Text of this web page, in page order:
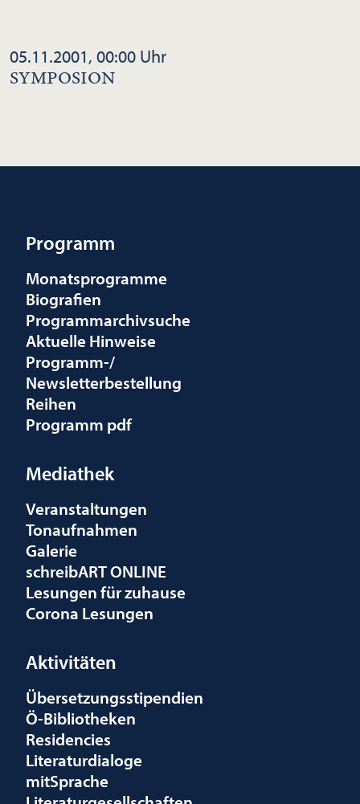
05.11.2001, 00:00 Uhr
SYMPOSION
Programm
Monatsprogramme
Biografien
Programmarchivsuche
Aktuelle Hinweise
Programm-/
Newsletterbestellung
Reihen
Programm pdf
Mediathek
Veranstaltungen
Tonaufnahmen
Galerie
schreibART ONLINE
Lesungen für zuhause
Corona Lesungen
Aktivitäten
Übersetzungsstipendien
Ö-Bibliotheken
Residencies
Literaturdialoge
mitSprache